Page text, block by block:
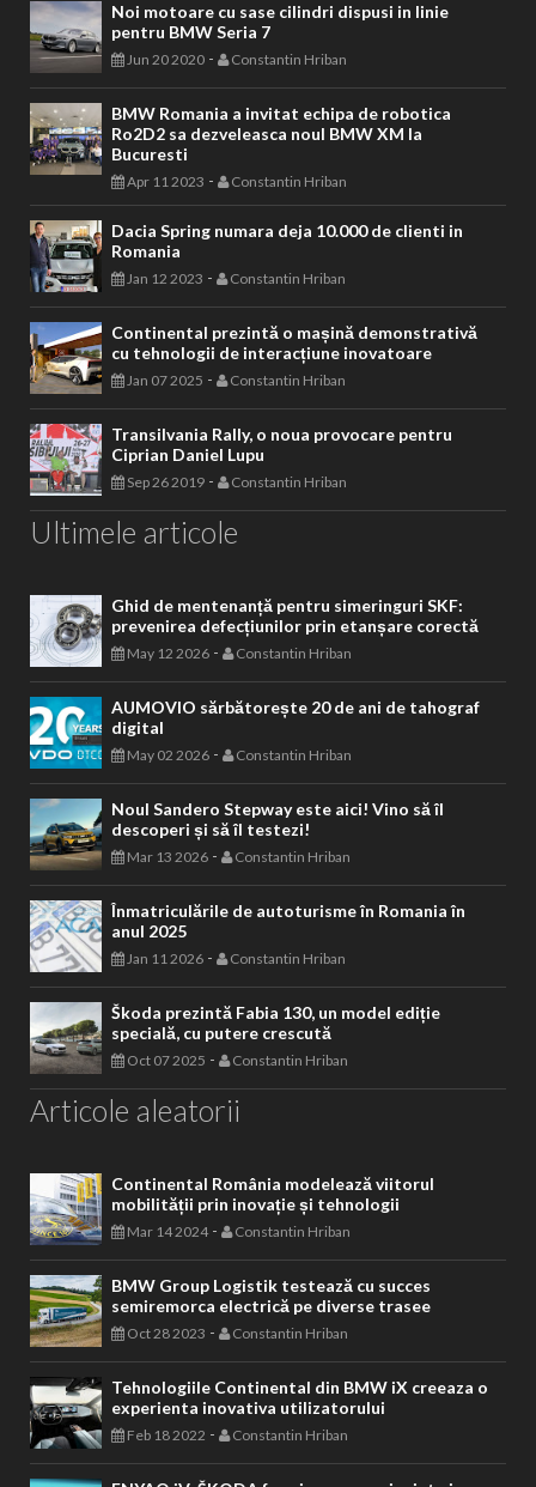
Noi motoare cu sase cilindri dispusi in linie
pentru BMW Seria 7
Jun 20 2020 - Constantin Hriban
BMW Romania a invitat echipa de robotica
Ro2D2 sa dezveleasca noul BMW XM la
Bucuresti
Apr 11 2023 - Constantin Hriban
Dacia Spring numara deja 10.000 de clienti in
Romania
Jan 12 2023 - Constantin Hriban
Continental prezintă o mașină demonstrativă
cu tehnologii de interacțiune inovatoare
Jan 07 2025 - Constantin Hriban
Transilvania Rally, o noua provocare pentru
Ciprian Daniel Lupu
Sep 26 2019 - Constantin Hriban
Ultimele articole
Ghid de mentenanță pentru simeringuri SKF:
prevenirea defecțiunilor prin etanșare corectă
May 12 2026 - Constantin Hriban
AUMOVIO sărbătorește 20 de ani de tahograf
digital
May 02 2026 - Constantin Hriban
Noul Sandero Stepway este aici! Vino să îl
descoperi și să îl testezi!
Mar 13 2026 - Constantin Hriban
Înmatriculările de autoturisme în Romania în
anul 2025
Jan 11 2026 - Constantin Hriban
Škoda prezintă Fabia 130, un model ediție
specială, cu putere crescută
Oct 07 2025 - Constantin Hriban
Articole aleatorii
Continental România modelează viitorul
mobilității prin inovație și tehnologii
Mar 14 2024- Constantin Hriban
BMW Group Logistik testează cu succes
semiremorca electrică pe diverse trasee
Oct 28 2023 - Constantin Hriban
Tehnologiile Continental din BMW iX creeaza o
experienta inovativa utilizatorului
Feb 18 2022 - Constantin Hriban